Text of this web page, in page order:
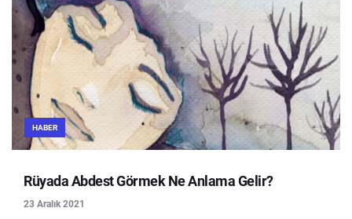
HABER
Rüyada Abdest Görmek Ne Anlama Gelir?
23 Aralık 2021